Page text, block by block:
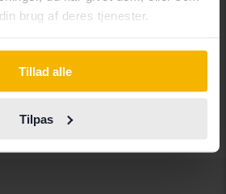
brug af deres tjenester.
Tillad alle
Tilpas
MG
Mitsubishi
Nissan
Opel
Toyota